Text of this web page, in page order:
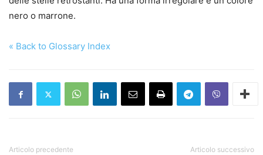
nero o marrone.
« Back to Glossary Index
Articolo precedente Articolo successivo